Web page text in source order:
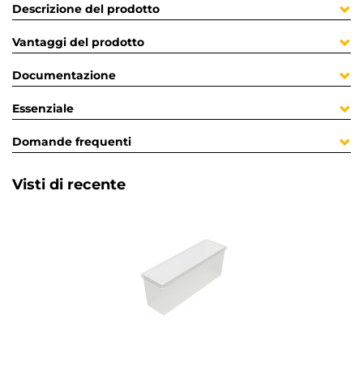
Descrizione del prodotto
Vantaggi del prodotto
Documentazione
Essenziale
Domande frequenti
Visti di recente